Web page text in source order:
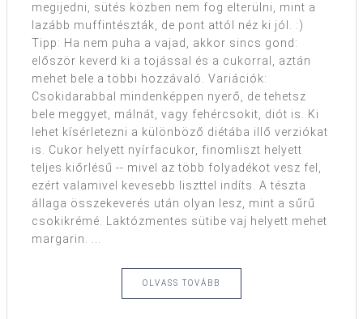
megijedni, sütés közben nem fog elterülni, mint a
lazább muffintészták, de pont attól néz ki jól. :)
Tipp: Ha nem puha a vajad, akkor sincs gond:
először keverd ki a tojással és a cukorral, aztán
mehet bele a többi hozzávaló. Variációk:
Csokidarabbal mindenképpen nyerő, de tehetsz
bele meggyet, málnát, vagy fehércsokit, diót is. Ki
lehet kísérletezni a különböző diétába illő verziókat
is. Cukor helyett nyírfacukor, finomliszt helyett
teljes kiőrlésű -- mivel az több folyadékot vesz fel,
ezért valamivel kevesebb liszttel indíts. A tészta
állaga összekeverés után olyan lesz, mint a sűrű
csokikrémé. Laktózmentes sütibe vaj helyett mehet
margarin. ...
OLVASS TOVÁBB